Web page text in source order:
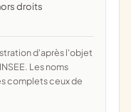
Les noms
complets ceux de